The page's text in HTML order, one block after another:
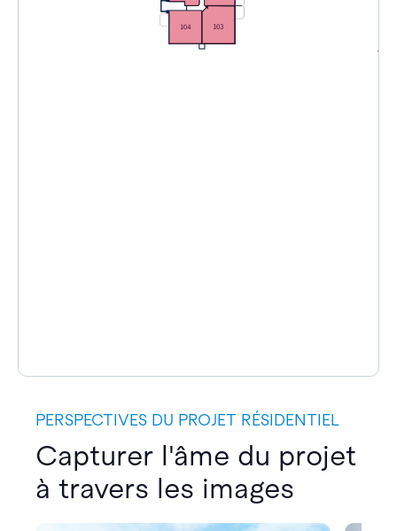
PERSPECTIVES DU PROJET RÉSIDENTIEL
Capturer l'âme du projet
à travers les images